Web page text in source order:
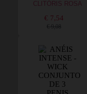
CLITÓRIS ROSA
€ 7,54
€ 9,08